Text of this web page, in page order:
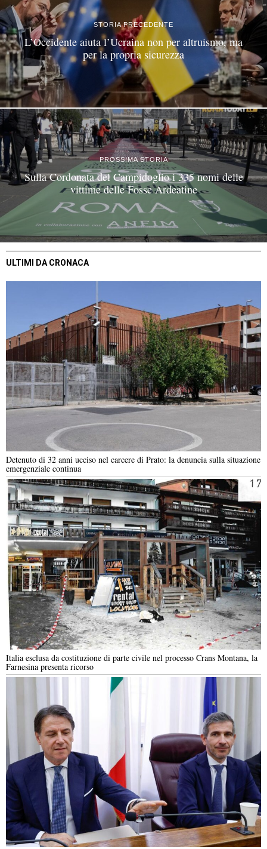
STORIA PRECEDENTE
L’Occidente aiuta l’Ucraina non per altruismo, ma
per la propria sicurezza
PROSSIMA STORIA
Sulla Cordonata del Campidoglio i 335 nomi delle
vittime delle Fosse Ardeatine
ULTIMI DA CRONACA
Detenuto di 32 anni ucciso nel carcere di Prato: la denuncia sulla situazione
emergenziale continua
Italia esclusa da costituzione di parte civile nel processo Crans Montana, la
Farnesina presenta ricorso